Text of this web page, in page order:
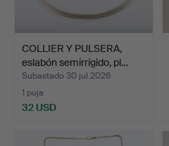
COLLIER Y PULSERA,
eslabón semirrígido, pl…
Subastado 30 jul 2026
1 puja
32 USD